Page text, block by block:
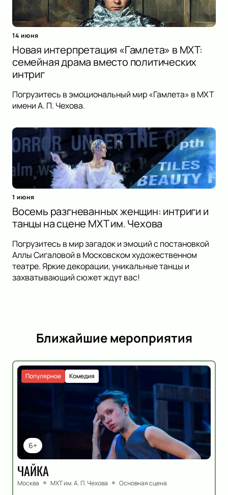
14 июня
Новая интерпретация «Гамлета» в МХТ:
семейная драма вместо политических
интриг
Погрузитесь в эмоциональный мир «Гамлета» в МХТ
имени А. П. Чехова.
1 июня
Восемь разгневанных женщин: интриги и
танцы на сцене МХТ им. Чехова
Погрузитесь в мир загадок и эмоций с постановкой
Аллы Сигаловой в Московском художественном
театре. Яркие декорации, уникальные танцы и
захватывающий сюжет ждут вас!
Ближайшие мероприятия
6+
Комедия
Популярное
ЧАЙКА
Москва МХТ им. А. П. Чехова Основная сцена